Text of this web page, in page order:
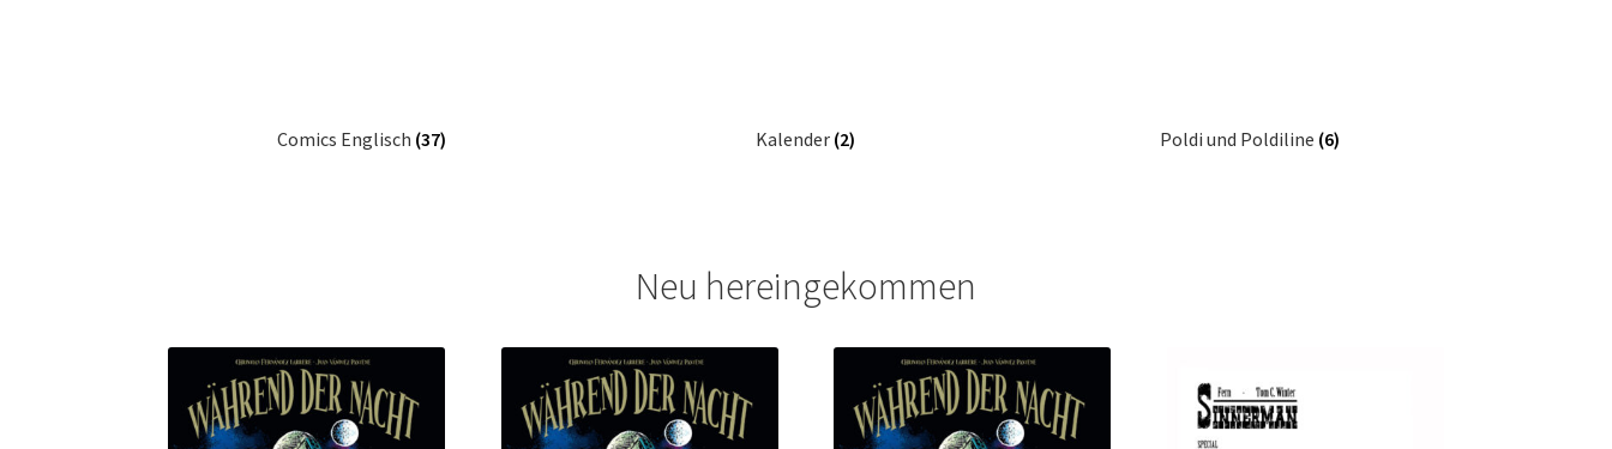
Comics Englisch (37) Kalender (2) Poldi und Poldiline (6)
Neu hereingekommen